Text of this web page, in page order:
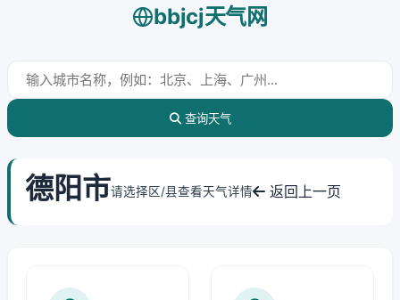
bbjcj天气网
查询天气
德阳市请选择区/县查看天气详情 返回上一页